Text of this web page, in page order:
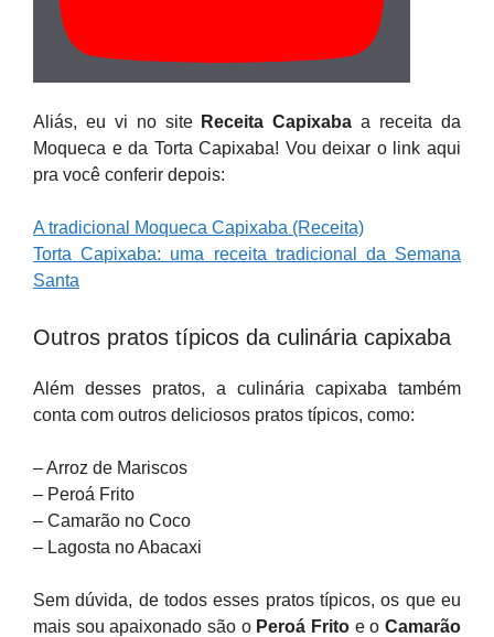
Aliás, eu vi no site Receita Capixaba a receita da
Moqueca e da Torta Capixaba! Vou deixar o link aqui
pra você conferir depois:
A tradicional Moqueca Capixaba (Receita)
Torta Capixaba: uma receita tradicional da Semana
Santa
Outros pratos típicos da culinária capixaba
Além desses pratos, a culinária capixaba também
conta com outros deliciosos pratos típicos, como:
– Arroz de Mariscos
– Peroá Frito
– Camarão no Coco
– Lagosta no Abacaxi
Sem dúvida, de todos esses pratos típicos, os que eu
mais sou apaixonado são o Peroá Frito e oCamarão